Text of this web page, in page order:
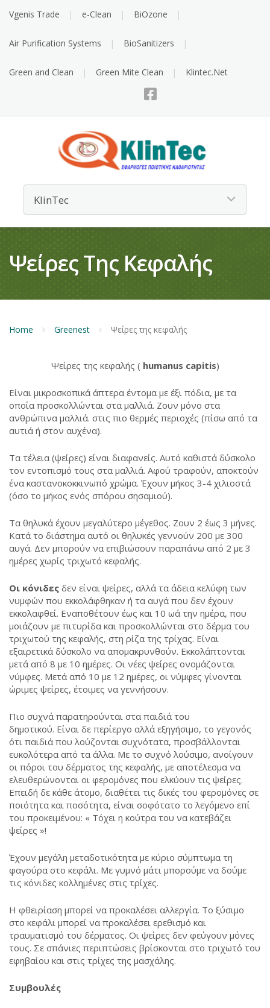
Vgenis Trade e-Clean BiOzone
Air Purification Systems BioSanitizers
Green and Clean Green Mite Clean Klintec.Net
Ψείρες Της Κεφαλής
Home Greenest Ψείρες της κεφαλής
Ψείρες της κεφαλής ( humanus capitis)
Είναι μικροσκοπικά άπτερα έντομα με έξι πόδια, με τα
οποία προσκολλώνται στα μαλλιά. Ζουν μόνο στα
ανθρώπινα μαλλιά. στις πιο θερμές περιοχές (πίσω από τα
αυτιά ή στον αυχένα).
Τα τέλεια (ψείρες) είναι διαφανείς. Αυτό καθιστά δύσκολο
τον εντοπισμό τους στα μαλλιά. Αφού τραφούν, αποκτούν
ένα καστανοκοκκινωπό χρώμα. Έχουν μήκος 3-4 χιλιοστά
(όσο το μήκος ενός σπόρου σησαμιού).
Τα θηλυκά έχουν μεγαλύτερο μέγεθος. Ζουν 2 έως 3 μήνες.
Κατά το διάστημα αυτό οι θηλυκές γεννούν 200 με 300
αυγά. Δεν μπορούν να επιβιώσουν παραπάνω από 2 με 3
ημέρες χωρίς τριχωτό κεφαλής.
Οι κόνιδες δεν είναι ψείρες, αλλά τα άδεια κελύφη των
νυμφών που εκκολάφθηκαν ή τα αυγά που δεν έχουν
εκκολαφθεί. Εναποθέτουν έως και 10 ωά την ημέρα, που
μοιάζουν με πιτυρίδα και προσκολλώνται στο δέρμα του
τριχωτού της κεφαλής, στη ρίζα της τρίχας. Είναι
εξαιρετικά δύσκολο να απομακρυνθούν. Εκκολάπτονται
μετά από 8 με 10 ημέρες. Οι νέες ψείρες ονομάζονται
νύμφες. Μετά από 10 με 12 ημέρες, οι νύμφες γίνονται
ώριμες ψείρες, έτοιμες να γεννήσουν.
Πιο συχνά παρατηρούνται στα παιδιά του
δημοτικού. Είναι δε περίεργο αλλά εξηγήσιμο, το γεγονός
ότι παιδιά που λούζονται συχνότατα, προσβάλλονται
ευκολότερα από τα άλλα. Με το συχνό λούσιμο, ανοίγουν
οι πόροι του δέρματος της κεφαλής, με αποτέλεσμα να
ελευθερώνονται οι φερομόνες που ελκύουν τις ψείρες.
Επειδή δε κάθε άτομο, διαθέτει τις δικές του φερομόνες σε
ποιότητα και ποσότητα, είναι σοφότατο το λεγόμενο επί
του προκειμένου: « Τόχει η κούτρα του να κατεβάζει
ψείρες »!
Έχουν μεγάλη μεταδοτικότητα με κύριο σύμπτωμα τη
φαγούρα στο κεφάλι. Με γυμνό μάτι μπορούμε να δούμε
τις κόνιδες κολλημένες στις τρίχες.
Η φθειρίαση μπορεί να προκαλέσει αλλεργία. Το ξύσιμο
στο κεφάλι μπορεί να προκαλέσει ερεθισμό και
τραυματισμό του δέρματος. Οι ψείρες δεν φεύγουν μόνες
τους. Σε σπάνιες περιπτώσεις βρίσκονται στο τριχωτό του
εφηβαίου και στις τρίχες της μασχάλης.
Συμβουλές